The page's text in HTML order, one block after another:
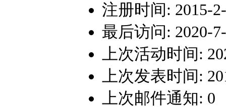
注册时间: 2015-
最后访问: 2020-
上次活动时间:
上次发表时间:
上次邮件通知: 0